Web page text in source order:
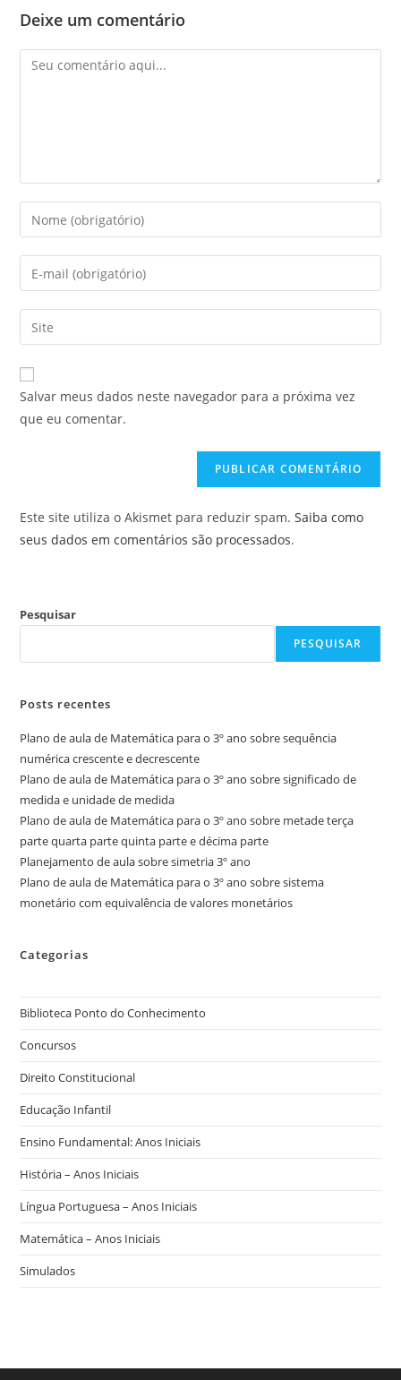
Deixe um comentário
Comentário
Digite
seu
nome
ou
de
usuário
para
comentar
Digite
seu
endereço
de
mail
para
comentar
Digite
o
URL
do
site
Salvar meus dados neste navegador para a próxima vez
que eu comentar.
Este site utiliza o Akismet para reduzir spam.Saiba como
seus dados em comentários são processados.
Pesquisar
PESQUISAR
Posts recentes
Plano de aula de Matemática para o 3º ano sobre sequência
numérica crescente e decrescente
Plano de aula de Matemática para o 3º ano sobre significado de
medida e unidade de medida
Plano de aula de Matemática para o 3º ano sobre metade terça
parte quarta parte quinta parte e décima parte
Planejamento de aula sobre simetria 3º ano
Plano de aula de Matemática para o 3º ano sobre sistema
monetário com equivalência de valores monetários
Categorias
Biblioteca Ponto do Conhecimento
Concursos
Direito Constitucional
Educação Infantil
Ensino Fundamental: Anos Iniciais
História – Anos Iniciais
Língua Portuguesa – Anos Iniciais
Matemática – Anos Iniciais
Simulados